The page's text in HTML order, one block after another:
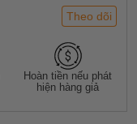
Theo dõi
Hoàn tiền nếu phát
hiện hàng giả